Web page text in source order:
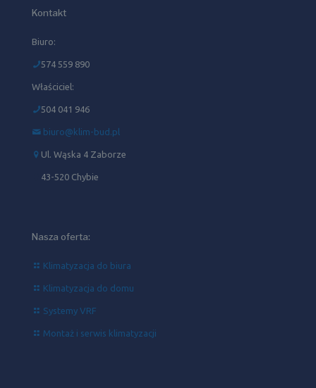
Kontakt
Biuro:
574 559 890
Właściciel:
504 041 946‬
biuro@klim-bud.pl
Ul. Wąska 4 Zaborze
43-520 Chybie
Nasza oferta:
Klimatyzacja do biura
Klimatyzacja do domu
Systemy VRF
Montaż i serwis klimatyzacji